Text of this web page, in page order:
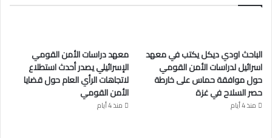
ب
ك
u
u
b
e
ت
ر
ا
الباحث اودي ديكل يكتب في معهد
اسرائيل لدراسات الأمن القومي
حول موافقة حماس على خارطة
حصر السلاح في غزة
منذ 4 أيام
معهد دراسات الأمن القومي
الإسرائيلي يصدر أحدث استطلاع
لاتجاهات الرأي العام حول قضايا
الأمن القومي
منذ 4 أيام